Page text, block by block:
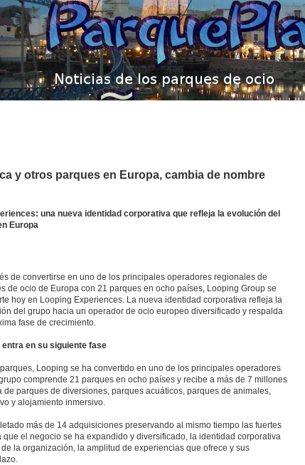
y otros parques en Europa, cambia de nombre
una nueva identidad corporativa que refleja la evolución del
Europa
de convertirse en uno de los principales operadores regionales de
de ocio de Europa con 21 parques en ocho países, Looping Group se
hoy en Looping Experiences. La nueva identidad corporativa refleja la
del grupo hacia un operador de ocio europeo diversificado y respalda
fase de crecimiento.
en su siguiente fase
Looping se ha convertido en uno de los principales operadores
comprende 21 parques en ocho países y recibe a más de 7 millones
parques de diversiones, parques acuáticos, parques de animales,
y alojamiento inmersivo.
más de 14 adquisiciones preservando al mismo tiempo las fuertes
el negocio se ha expandido y diversificado, la identidad corporativa
la organización, la amplitud de experiencias que ofrece y sus